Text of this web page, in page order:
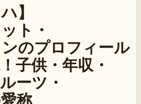
】
ト・
のプロフィール
子供・年収・
ーツ・
称